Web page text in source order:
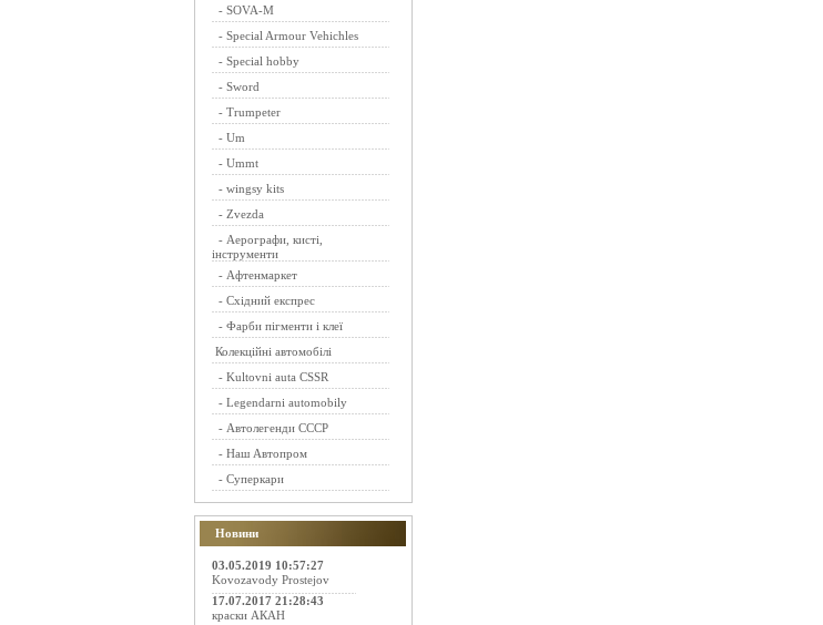
- SOVA-M
- Special Armour Vehichles
- Special hobby
- Sword
- Trumpeter
- Um
- Ummt
- wingsy kits
- Zvezda
- Аерографи, кисті,
інструменти
- Афтенмаркет
- Східний експрес
- Фарби пігменти і клеї
Колекційні автомобілі
- Kultovni auta CSSR
- Legendarni automobily
- Автолегенди СССР
- Наш Автопром
- Суперкари
Новини
03.05.2019 10:57:27
Kovozavody Prostejov
17.07.2017 21:28:43
краски АКАН